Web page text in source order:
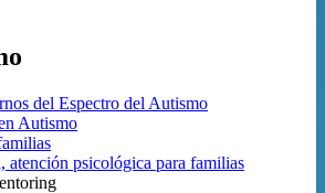
del Espectro del Autismo
Autismo
atención psicológica para familias